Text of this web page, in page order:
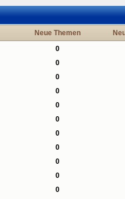
Neue Themen
0
0
0
0
0
0
0
0
0
0
0